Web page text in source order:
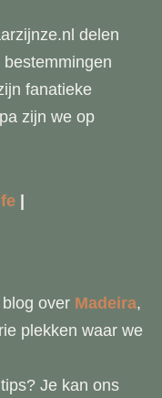
delen
fanatieke
zijn we op
|
over Madeira,
plekken waar we
Je kan ons